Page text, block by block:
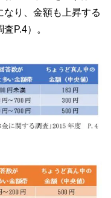
り、金額も上昇する
P.4）。